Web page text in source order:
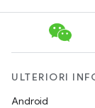
ULTERIORI
Android